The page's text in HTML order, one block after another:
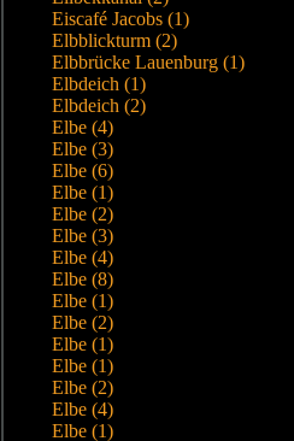
Eiscafé Jacobs (1)
Elbblickturm (2)
Elbbrücke Lauenburg (1)
Elbdeich (1)
Elbdeich (2)
Elbe (4)
Elbe (3)
Elbe (6)
Elbe (1)
Elbe (2)
Elbe (3)
Elbe (4)
Elbe (8)
Elbe (1)
Elbe (2)
Elbe (1)
Elbe (1)
Elbe (2)
Elbe (4)
Elbe (1)